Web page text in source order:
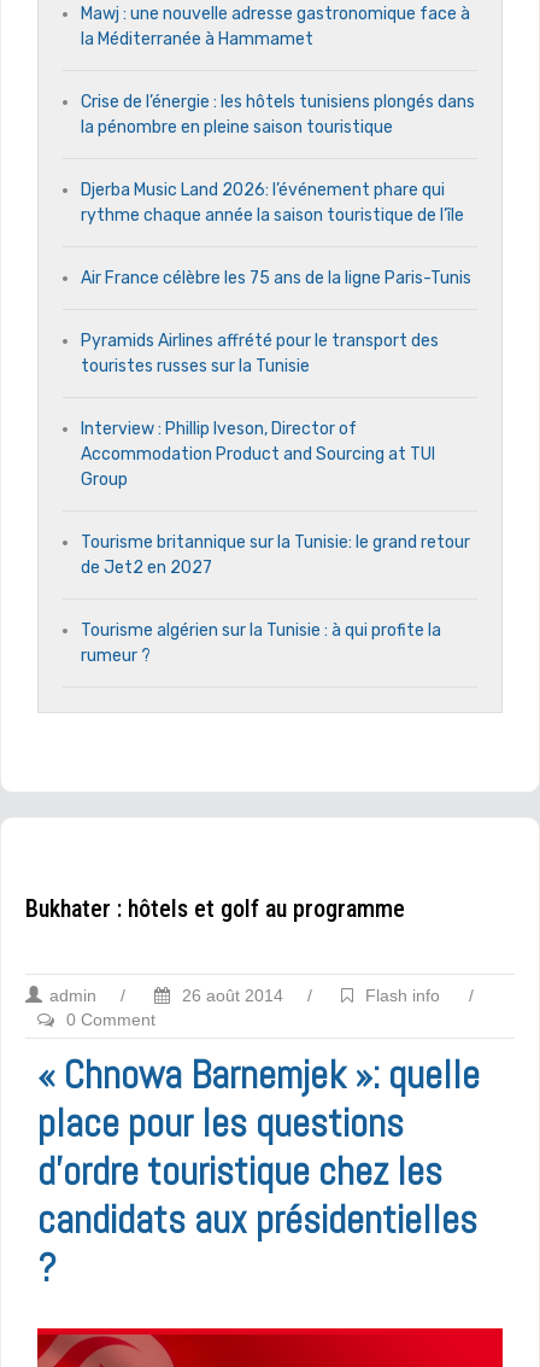
Mawj : une nouvelle adresse gastronomique face à
la Méditerranée à Hammamet
Crise de l’énergie : les hôtels tunisiens plongés dans
la pénombre en pleine saison touristique
Djerba Music Land 2026: l’événement phare qui
rythme chaque année la saison touristique de l’île
Air France célèbre les 75 ans de la ligne Paris-Tunis
Pyramids Airlines affrété pour le transport des
touristes russes sur la Tunisie
Interview : Phillip Iveson, Director of
Accommodation Product and Sourcing at TUI
Group
Tourisme britannique sur la Tunisie: le grand retour
de Jet2 en 2027
Tourisme algérien sur la Tunisie : à qui profite la
rumeur ?
Bukhater : hôtels et golf au programme
admin / 26 août 2014 / Flash info
/
0 Comment
« Chnowa Barnemjek »: quelle
place pour les questions
d’ordre touristique chez les
candidats aux présidentielles
?